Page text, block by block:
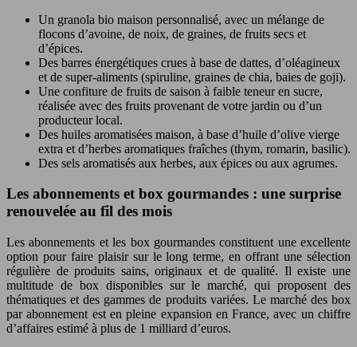
Un granola bio maison personnalisé, avec un mélange de
flocons d’avoine, de noix, de graines, de fruits secs et
d’épices.
Des barres énergétiques crues à base de dattes, d’oléagineux
et de super-aliments (spiruline, graines de chia, baies de goji).
Une confiture de fruits de saison à faible teneur en sucre,
réalisée avec des fruits provenant de votre jardin ou d’un
producteur local.
Des huiles aromatisées maison, à base d’huile d’olive vierge
extra et d’herbes aromatiques fraîches (thym, romarin, basilic).
Des sels aromatisés aux herbes, aux épices ou aux agrumes.
Les abonnements et box gourmandes : une surprise
renouvelée au fil des mois
Les abonnements et les box gourmandes constituent une excellente
option pour faire plaisir sur le long terme, en offrant une sélection
régulière de produits sains, originaux et de qualité. Il existe une
multitude de box disponibles sur le marché, qui proposent des
thématiques et des gammes de produits variées. Le marché des box
par abonnement est en pleine expansion en France, avec un chiffre
d’affaires estimé à plus de 1 milliard d’euros.